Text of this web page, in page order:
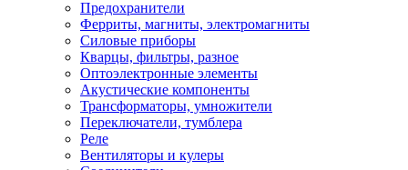
Предохранители
Ферриты, магниты, электромагниты
Силовые приборы
Кварцы, фильтры, разное
Оптоэлектронные элементы
Акустические компоненты
Трансформаторы, умножители
Переключатели, тумблера
Реле
Вентиляторы и кулеры